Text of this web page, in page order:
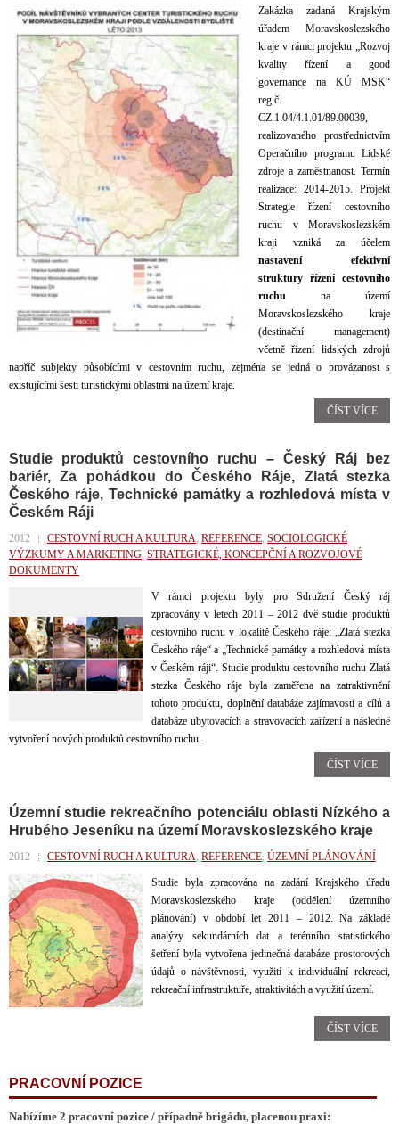
Zakázka zadaná Krajským
úřadem Moravskoslezského
kraje v rámci projektu „Rozvoj
kvality řízení a good
governance na KÚ MSK“
reg.č.
CZ.1.04/4.1.01/89.00039,
realizovaného prostřednictvím
Operačního programu Lidské
zdroje a zaměstnanost. Termín
realizace: 2014-2015. Projekt
Strategie řízení cestovního
ruchu v Moravskoslezském
kraji vzniká za účelem
nastavení efektivní
struktury řízení cestovního
ruchu na území
Moravskoslezského kraje
(destinační management)
včetně řízení lidských zdrojů
napříč subjekty působícími v cestovním ruchu, zejména se jedná o provázanost s
existujícími šesti turistickými oblastmi na území kraje.
ČÍST VÍCE
Studie produktů cestovního ruchu – Český Ráj bez
bariér, Za pohádkou do Českého Ráje, Zlatá stezka
Českého ráje, Technické památky a rozhledová místa v
Českém Ráji
2012 CESTOVNÍ RUCH A KULTURA, REFERENCE, SOCIOLOGICKÉ
VÝZKUMY A MARKETING, STRATEGICKÉ, KONCEPČNÍ A ROZVOJOVÉ
DOKUMENTY
V rámci projektu byly pro Sdružení Český ráj
zpracovány v letech 2011 – 2012 dvě studie produktů
cestovního ruchu v lokalitě Českého ráje: „Zlatá stezka
Českého ráje“ a „Technické památky a rozhledová místa
v Českém ráji“. Studie produktu cestovního ruchu Zlatá
stezka Českého ráje byla zaměřena na zatraktivnění
tohoto produktu, doplnění databáze zajímavostí a cílů a
databáze ubytovacích a stravovacích zařízení a následně
vytvoření nových produktů cestovního ruchu.
ČÍST VÍCE
Územní studie rekreačního potenciálu oblasti Nízkého a
Hrubého Jeseníku na území Moravskoslezského kraje
2012 CESTOVNÍ RUCH A KULTURA, REFERENCE, ÚZEMNÍ PLÁNOVÁNÍ
Studie byla zpracována na zadání Krajského úřadu
Moravskoslezského kraje (oddělení územního
plánování) v období let 2011 – 2012. Na základě
analýzy sekundárních dat a terénního statistického
šetření byla vytvořena jedinečná databáze prostorových
údajů o návštěvnosti, využití k individuální rekreaci,
rekreační infrastruktuře, atraktivitách a využití území.
ČÍST VÍCE
PRACOVNÍ POZICE
Nabízíme 2 pracovní pozice / případně brigádu, placenou praxi: